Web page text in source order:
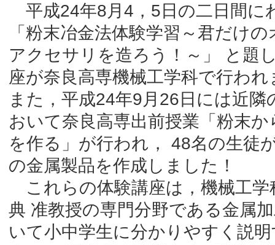
平成24年8月4，5日の二日間に
「粉末冶金法体験学習～君だけ
アクセサリを造ろう！～」 と題
座が奈良高専機械工学科で行わ
また，平成24年9月26日には近隣
おいて奈良高専出前授業「粉末か
を作る」が行われ， 48名の生徒
の金属製品を作成しました！
これらの体験講座は，機械工学
典 准教授の専門分野である金属
いて小中学生に分かりやすく説